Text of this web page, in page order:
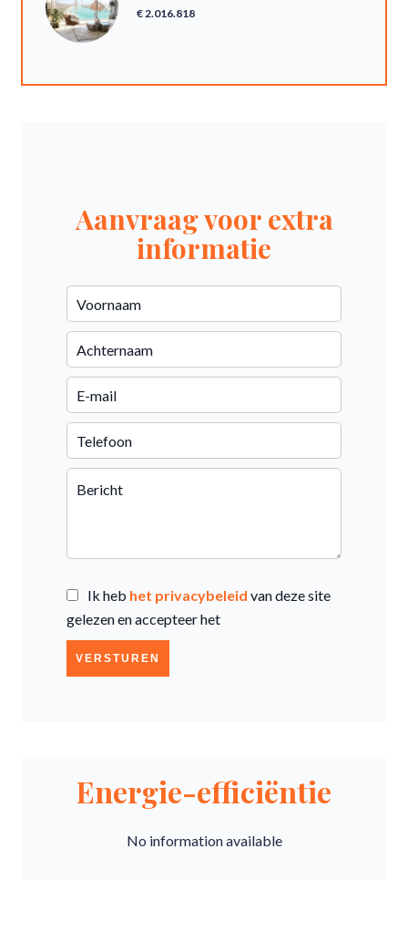
€ 2.016.818
Aanvraag voor extra
informatie
Ik heb het privacybeleid van deze site
gelezen en accepteer het
VERSTUREN
Energie-efficiëntie
No information available